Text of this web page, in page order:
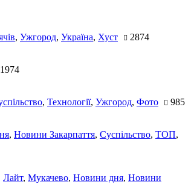
, Ужгород, Україна, Хуст 2874
1974
, Технології, Ужгород, Фото 985
, Новини Закарпаття, Суспільство, ТОП,
Лайт, Мукачево, Новини дня, Новини